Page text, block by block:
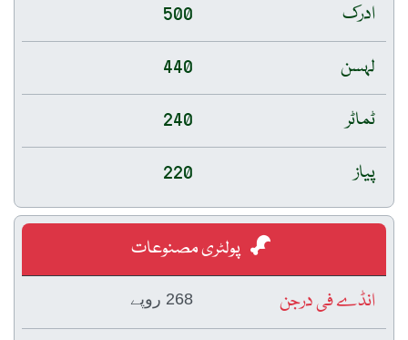
ادرک
500
لہسن
440
ٹماٹر
240
پیاز
220
پولٹری مصنوعات
انڈے فی درجن
268 روپے